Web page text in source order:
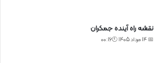
نقشه راه آینده جمکران
📅 14 مرداد 1405 🕙00:16